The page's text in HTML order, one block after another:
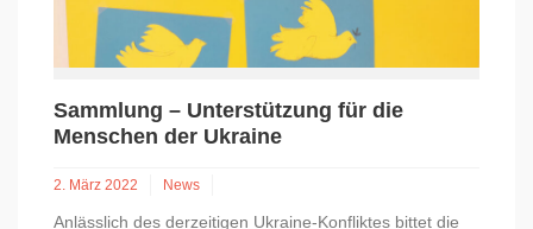
Sammlung – Unterstützung für die
Menschen der Ukraine
2. März 2022 News
Anlässlich des derzeitigen Ukraine-Konfliktes bittet die